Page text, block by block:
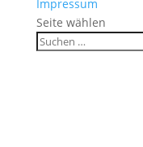
Impressum
Seite wählen